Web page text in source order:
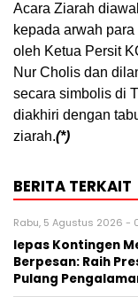
Acara Ziarah
kepada arwah
oleh Ketua Persit
Nur Cholis dan
secara simbolis di
diakhiri dengan
ziarah.(*)
BERITA TERKAIT
Rabu, 5 Agustus 2026 -
lepas Kontingen
Berpesan: Raih
Pulang